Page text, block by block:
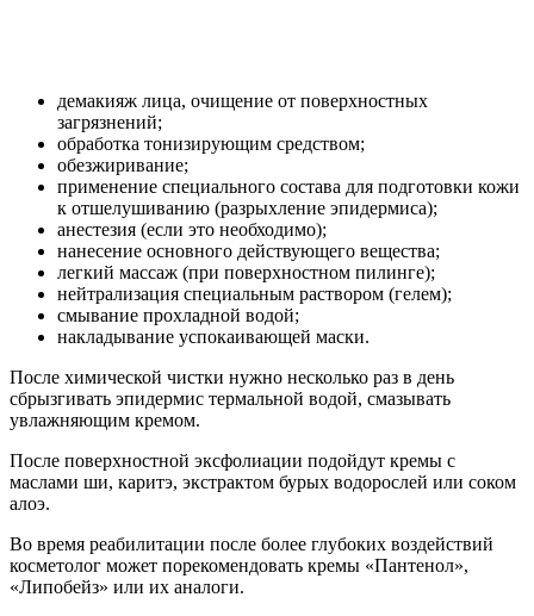
демакияж лица, очищение от поверхностных
загрязнений;
обработка тонизирующим средством;
обезжиривание;
применение специального состава для подготовки кожи
к отшелушиванию (разрыхление эпидермиса);
анестезия (если это необходимо);
нанесение основного действующего вещества;
легкий массаж (при поверхностном пилинге);
нейтрализация специальным раствором (гелем);
смывание прохладной водой;
накладывание успокаивающей маски.
После химической чистки нужно несколько раз в день
сбрызгивать эпидермис термальной водой, смазывать
увлажняющим кремом.
После поверхностной эксфолиации подойдут кремы с
маслами ши, каритэ, экстрактом бурых водорослей или соком
алоэ.
Во время реабилитации после более глубоких воздействий
косметолог может порекомендовать кремы «Пантенол»,
«Липобейз» или их аналоги.